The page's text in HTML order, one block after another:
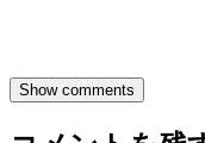
Show comments